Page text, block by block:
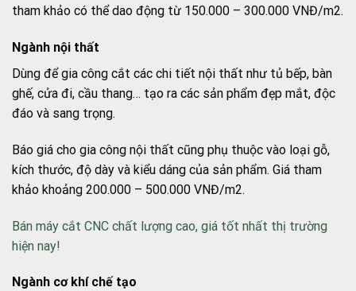
tham khảo có thể dao động từ 150.000 – 300.000 VNĐ/m2.
Ngành nội thất
Dùng để gia công cắt các chi tiết nội thất như tủ bếp, bàn
ghế, cửa đi, cầu thang… tạo ra các sản phẩm đẹp mắt, độc
đáo và sang trọng.
Báo giá cho gia công nội thất cũng phụ thuộc vào loại gỗ,
kích thước, độ dày và kiểu dáng của sản phẩm. Giá tham
khảo khoảng 200.000 – 500.000 VNĐ/m2.
Bán máy cắt CNC chất lượng cao, giá tốt nhất thị trường
hiện nay!
Ngành cơ khí chế tạo